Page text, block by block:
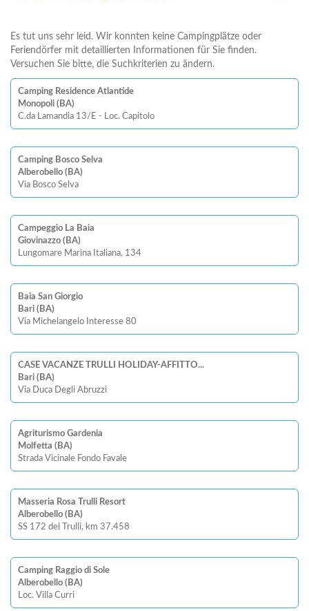
Es tut uns sehr leid. Wir konnten keine Campingplätze oder
Feriendörfer mit detaillierten Informationen für Sie finden.
Versuchen Sie bitte, die Suchkriterien zu ändern.
Camping Residence Atlantide
Monopoli (BA)
C.da Lamandia 13/E - Loc. Capitolo
Camping Bosco Selva
Alberobello (BA)
Via Bosco Selva
Campeggio La Baia
Giovinazzo (BA)
Lungomare Marina Italiana, 134
Baia San Giorgio
Bari (BA)
Via Michelangelo Interesse 80
CASE VACANZE TRULLI HOLIDAY-AFFITTO...
Bari (BA)
Via Duca Degli Abruzzi
Agriturismo Gardenia
Molfetta (BA)
Strada Vicinale Fondo Favale
Masseria Rosa Trulli Resort
Alberobello (BA)
SS 172 dei Trulli, km 37.458
Camping Raggio di Sole
Alberobello (BA)
Loc. Villa Curri